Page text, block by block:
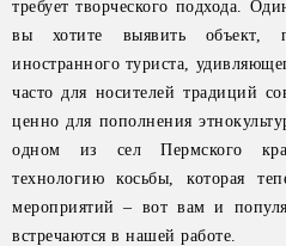
требует творческого подхода.
вы хотите выявить объект,
иностранного туриста,
часто для носителей традиций
ценно для пополнения
одном из сел Пермского
технологию косьбы, которая
мероприятий – вот вам и
встречаются в нашей работе.